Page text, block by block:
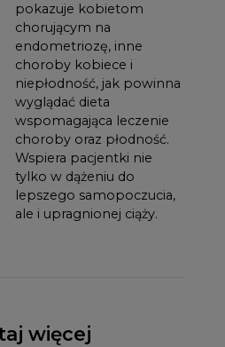
pokazuje kobietom
chorującym na
endometriozę, inne
choroby kobiece i
niepłodność, jak powinna
wyglądać dieta
wspomagająca leczenie
choroby oraz płodność.
Wspiera pacjentki nie
tylko w dążeniu do
lepszego samopoczucia,
ale i upragnionej ciąży.
więcej